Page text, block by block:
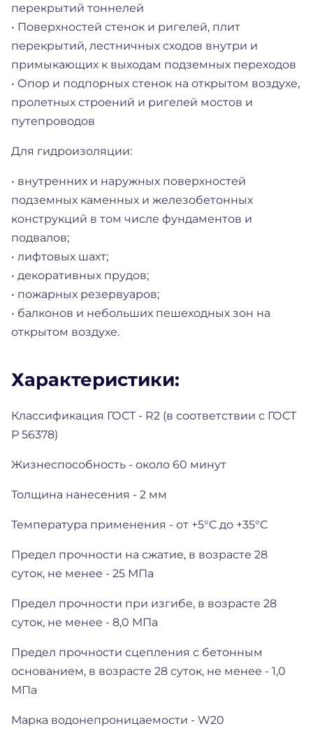
перекрытий тоннелей
• Поверхностей стенок и ригелей, плит
перекрытий, лестничных сходов внутри и
примыкающих к выходам подземных переходов
• Опор и подпорных стенок на открытом воздухе,
пролетных строений и ригелей мостов и
путепроводов
Для гидроизоляции:
• внутренних и наружных поверхностей
подземных каменных и железобетонных
конструкций в том числе фундаментов и
подвалов;
• лифтовых шахт;
• декоративных прудов;
• пожарных резервуаров;
• балконов и небольших пешеходных зон на
открытом воздухе.
Характеристики:
Классификация ГОСТ - R2 (в соответствии с ГОСТ
Р 56378)
Жизнеспособность - около 60 минут
Толщина нанесения - 2 мм
Температура применения - от +5°С до +35°С
Предел прочности на сжатие, в возрасте 28
суток, не менее - 25 МПа
Предел прочности при изгибе, в возрасте 28
суток, не менее - 8,0 МПа
Предел прочности сцепления с бетонным
основанием, в возрасте 28 суток, не менее - 1,0
МПа
Марка водонепроницаемости - W20